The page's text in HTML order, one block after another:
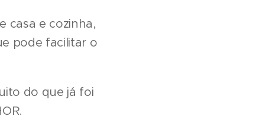
casa e cozinha,
pode facilitar o
do que já foi